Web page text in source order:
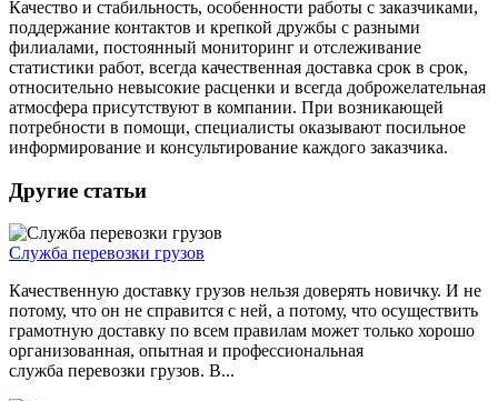
Качество и стабильность, особенности работы с заказчиками,
поддержание контактов и крепкой дружбы с разными
филиалами, постоянный мониторинг и отслеживание
статистики работ, всегда качественная доставка срок в срок,
относительно невысокие расценки и всегда доброжелательная
атмосфера присутствуют в компании. При возникающей
потребности в помощи, специалисты оказывают посильное
информирование и консультирование каждого заказчика.
Другие статьи
Служба перевозки грузов
Качественную доставку грузов нельзя доверять новичку. И не
потому, что он не справится с ней, а потому, что осуществить
грамотную доставку по всем правилам может только хорошо
организованная, опытная и профессиональная
служба перевозки грузов. В...